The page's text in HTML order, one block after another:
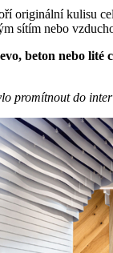
kulisu
sítím nebo
beton nebo lité
promítnout do